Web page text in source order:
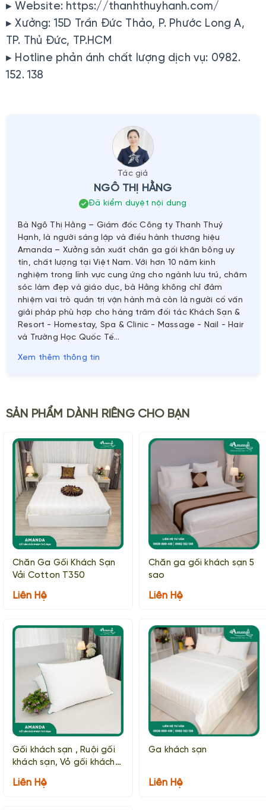
▸ Website: https://thanhthuyhanh.com/
▸ Xưởng: 15D Trần Đức Thảo, P. Phước Long A,
TP. Thủ Đức, TP.HCM
▸ Hotline phản ánh chất lượng dịch vụ: 0982.
152. 138
Tác giả
NGÔ THỊ HẰNG
Đã kiểm duyệt nội dung
Bà Ngô Thị Hằng – Giám đốc Công ty Thanh Thuý
Hạnh, là người sáng lập và điều hành thương hiệu
Amanda – Xưởng sản xuất chăn ga gối khăn bông uy
tín, chất lượng tại Việt Nam. Với hơn 10 năm kinh
nghiệm trong lĩnh vực cung ứng cho ngành lưu trú, chăm
sóc làm đẹp và giáo dục, bà Hằng không chỉ đảm
nhiệm vai trò quản trị vận hành mà còn là người cố vấn
giải pháp phù hợp cho hàng trăm đối tác Khách Sạn &
Resort - Homestay, Spa & Clinic - Massage - Nail - Hair
và Trường Học Quốc Tế…
Xem thêm thông tin
SẢN PHẨM DÀNH RIÊNG CHO BẠN
Chăn Ga Gối Khách Sạn
Vải Cotton T350
Liên Hệ
Chăn ga gối khách sạn 5
sao
Liên Hệ
Gối khách sạn , Ruội gối
khách sạn, Vỏ gối khách
Liên Hệ
Ga khách sạn
Liên Hệ